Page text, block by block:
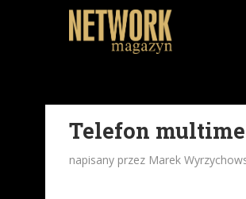
Telefon
napisany przez Marek